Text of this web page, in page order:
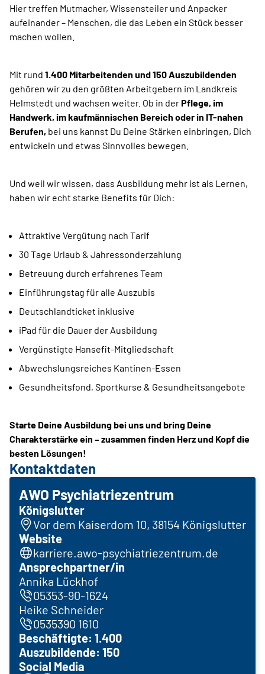
Hier treffen Mutmacher, Wissensteiler und Anpacker
aufeinander – Menschen, die das Leben ein Stück besser
machen wollen.
Mit rund 1.400 Mitarbeitenden und 150 Auszubildenden
gehören wir zu den größten Arbeitgebern im Landkreis
Helmstedt und wachsen weiter. Ob in derPflege, im
Handwerk, im kaufmännischen Bereich oder in IT-nahen
Berufen, bei uns kannst Du Deine Stärken einbringen, Dich
entwickeln und etwas Sinnvolles bewegen.
Und weil wir wissen, dass Ausbildung mehr ist als Lernen,
haben wir echt starke Benefits für Dich:
Attraktive Vergütung nach Tarif
30 Tage Urlaub & Jahressonderzahlung
Betreuung durch erfahrenes Team
Einführungstag für alle Auszubis
Deutschlandticket inklusive
iPad für die Dauer der Ausbildung
Vergünstigte Hansefit-Mitgliedschaft
Abwechslungsreiches Kantinen-Essen
Gesundheitsfond, Sportkurse & Gesundheitsangebote
Starte Deine Ausbildung bei uns und bring Deine
Charakterstärke ein – zusammen finden Herz und Kopf die
besten Lösungen!
Kontaktdaten
AWO Psychiatriezentrum
Königslutter
Vor dem Kaiserdom 10, 38154 Königslutter
Website
karriere.awo-psychiatriezentrum.de
Ansprechpartner/in
Annika Lückhof
05353-90-1624
Heike Schneider
0535390 1610
Beschäftigte: 1.400
Auszubildende: 150
Social Media